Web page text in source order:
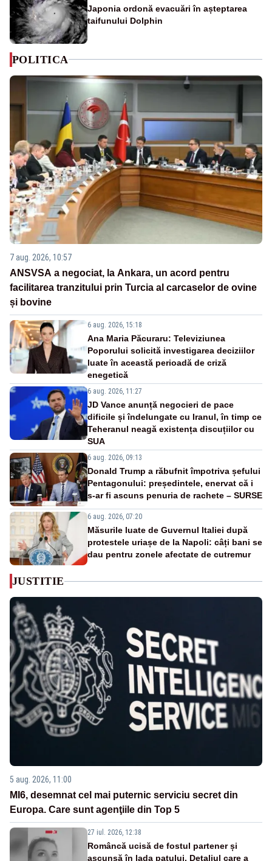
Japonia ordonă evacuări în așteptarea
taifunului Dolphin
POLITICA
7 aug. 2026, 10:57
ANSVSA a negociat, la Ankara, un acord pentru
facilitarea tranzitului prin Turcia al carcaselor de ovine
și bovine
6 aug. 2026, 15:18
Ana Maria Păcuraru: Televiziunea
Poporului solicită investigarea deciziilor
luate în această perioadă de criză
enegetică
6 aug. 2026, 11:27
JD Vance anunță negocieri de pace
dificile și îndelungate cu Iranul, în timp ce
Teheranul neagă existența discuțiilor cu
SUA
6 aug. 2026, 09:13
Donald Trump a răbufnit împotriva șefului
Pentagonului: președintele, enervat că i
s-ar fi ascuns penuria de rachete – SURSE
6 aug. 2026, 07:20
Măsurile luate de Guvernul Italiei după
protestele uriașe de la Napoli: câți bani se
dau pentru zonele afectate de cutremur
JUSTITIE
5 aug. 2026, 11:00
MI6, desemnat cel mai puternic serviciu secret din
Europa. Care sunt agenţiile din Top 5
27 iul. 2026, 12:38
Româncă ucisă de fostul partener și
ascunsă în lada patului. Detaliul care a